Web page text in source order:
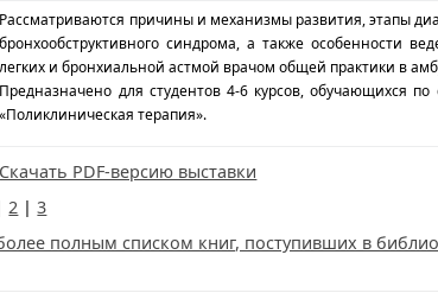
Рассматриваются причины и механизмы развития, этапы
бронхообструктивного синдрома, а также особенности
легких и бронхиальной астмой врачом общей практики в
Предназначено для студентов 4-6 курсов, обучающихся
«Поликлиническая терапия».
Скачать PDF-версию выставки
2 |3
полным списком книг, поступивших в